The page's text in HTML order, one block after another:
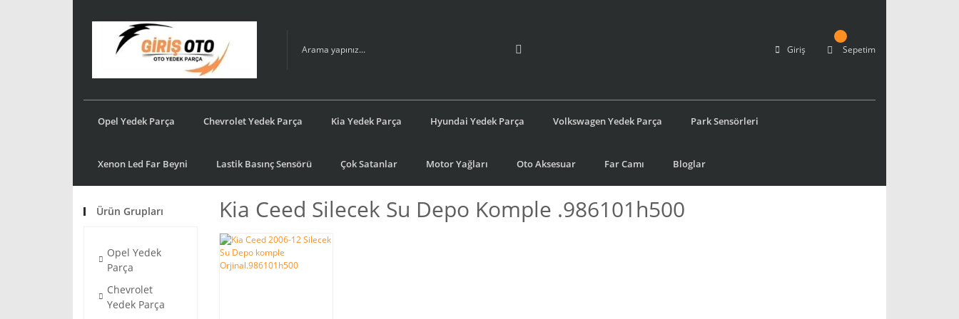
Giriş Sepetim
Opel Yedek Parça Chevrolet Yedek Parça Kia Yedek Parça Hyundai Yedek Parça Volkswagen Yedek Parça Park Sensörleri
Xenon Led Far Beyni Lastik Basınç Sensörü Çok Satanlar Motor Yağları Oto Aksesuar Far Camı Bloglar
Ürün Grupları
Opel Yedek
Parça
Chevrolet
Yedek Parça
Kia Ceed Silecek Su Depo Komple .986101h500